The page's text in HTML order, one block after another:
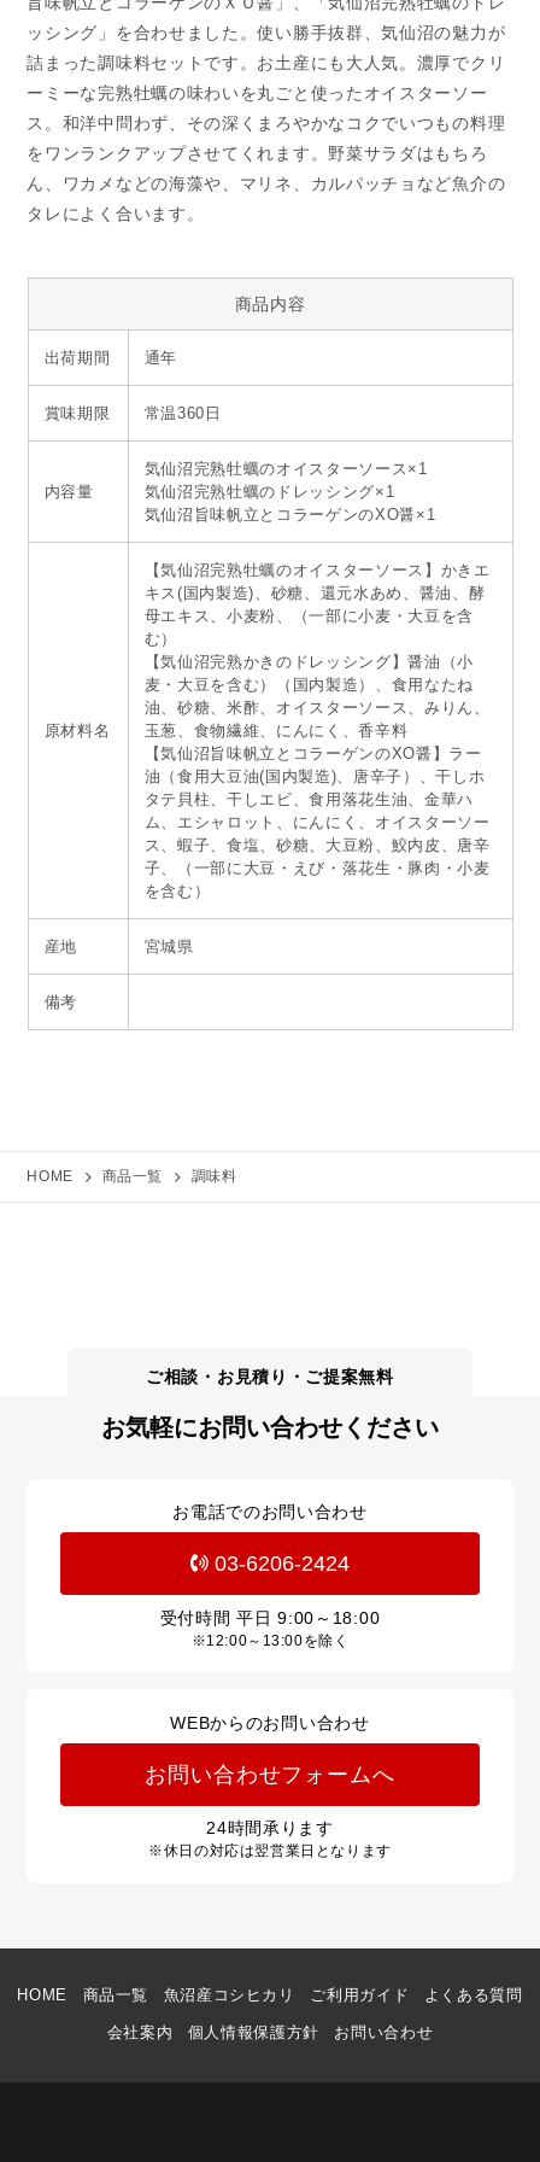
ッシング」を合わせました。使い勝手抜群、気仙沼の魅力が
詰まった調味料セットです。お土産にも大人気。濃厚でクリ
ーミーな完熟牡蠣の味わいを丸ごと使ったオイスターソー
ス。和洋中問わず、その深くまろやかなコクでいつもの料理
をワンランクアップさせてくれます。野菜サラダはもちろ
ん、ワカメなどの海藻や、マリネ、カルパッチョなど魚介の
タレによく合います。
商品内容
出荷期間 通年
賞味期限 常温360日
内容量
気仙沼完熟牡蠣のオイスターソース×1
気仙沼完熟牡蠣のドレッシング×1
気仙沼旨味帆立とコラーゲンのXO醤×1
原材料名
【気仙沼完熟牡蠣のオイスターソース】かきエ
キス(国内製造)、砂糖、還元水あめ、醤油、酵
母エキス、小麦粉、（一部に小麦・大豆を含
む）
【気仙沼完熟かきのドレッシング】醤油（小
麦・大豆を含む）（国内製造）、食用なたね
油、砂糖、米酢、オイスターソース、みりん、
玉葱、食物繊維、にんにく、香辛料
【気仙沼旨味帆立とコラーゲンのXO醤】ラー
油（食用大豆油(国内製造)、唐辛子）、干しホ
タテ貝柱、干しエビ、食用落花生油、金華ハ
ム、エシャロット、にんにく、オイスターソー
ス、蝦子、食塩、砂糖、大豆粉、鮫内皮、唐辛
子、（一部に大豆・えび・落花生・豚肉・小麦
を含む）
産地 宮城県
備考
HOME 商品一覧 調味料
お気軽にお問い合わせください
お電話でのお問い合わせ
03-6206-2424
受付時間 平日9:00～18:00
※12:00～13:00を除く
WEBからのお問い合わせ
お問い合わせフォームへ
24時間承ります
※休日の対応は翌営業日となります
HOME 商品一覧 魚沼産コシヒカリ ご利用ガイド よくある質問
会社案内 個人情報保護方針 お問い合わせ